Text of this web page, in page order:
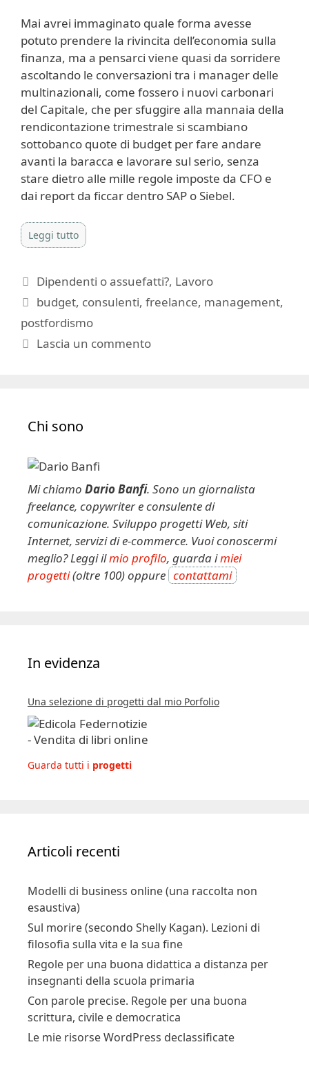
Mai avrei immaginato quale forma avesse
potuto prendere la rivincita dell’economia sulla
finanza, ma a pensarci viene quasi da sorridere
ascoltando le conversazioni tra i manager delle
multinazionali, come fossero i nuovi carbonari
del Capitale, che per sfuggire alla mannaia della
rendicontazione trimestrale si scambiano
sottobanco quote di budget per fare andare
avanti la baracca e lavorare sul serio, senza
stare dietro alle mille regole imposte da CFO e
dai report da ficcar dentro SAP o Siebel.
Leggi tutto
Categorie
Dipendenti o assuefatti?, Lavoro
Tag
budget, consulenti,freelance, management,
postfordismo
Lascia un commento
Chi sono
Mi chiamo Dario Banfi. Sono un giornalista
freelance, copywriter e consulente di
comunicazione. Sviluppo progetti Web, siti
Internet, servizi di e-commerce. Vuoi conoscermi
meglio? Leggi ilmio profilo, guarda imiei
progetti(oltre 100) oppure contattami
In evidenza
Una selezione di progetti dal mio Porfolio
Guarda tutti i progetti
Articoli recenti
Modelli di business online (una raccolta non
esaustiva)
Sul morire (secondo Shelly Kagan). Lezioni di
filosofia sulla vita e la sua fine
Regole per una buona didattica a distanza per
insegnanti della scuola primaria
Con parole precise. Regole per una buona
scrittura, civile e democratica
Le mie risorse WordPress declassificate